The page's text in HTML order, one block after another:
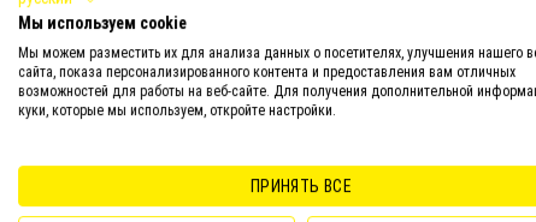
и мясистыми, по цвету – зеленовато-
Ареал обитания
В природе ротала Валлиха
Индии, Китая, Таиланда, Вьетнама и т.д.
местообитаний предпочитает берега рек
Мы используем cookie
Мы можем разместить их для анализа данных о посетителях, улучшения нашего
сайта, показа персонализированного контента и предоставления вам отличных
возможностей для работы на веб-сайте. Для получения дополнительной
куки, которые мы используем, откройте настройки.
ПРИНЯТЬ ВСЕ